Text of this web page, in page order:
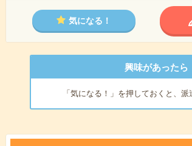
気になる！
興味があったら
「気になる！」を押しておくと、派